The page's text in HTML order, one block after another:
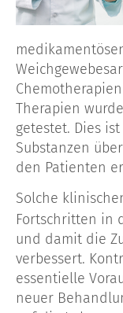
Therapien
getestet. Dies
Substanzen
den Patienten
Solche
Fortschritten in
und damit die
verbessert.
essentielle
neuer